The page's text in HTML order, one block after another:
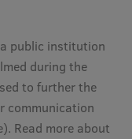
public institution
during the
to further the
communication
Read more about